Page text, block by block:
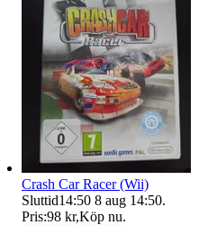
Crash Car Racer (Wii)
Sluttid14:50 8 aug 14:50.
Pris:98 kr,Köp nu.